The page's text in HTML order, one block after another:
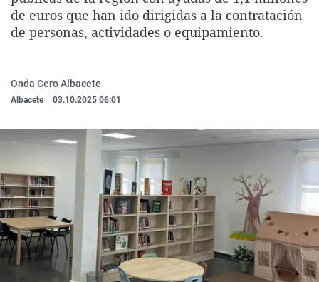
La rosa de los vientos
Gente viajera
Caso
Retornados
Extremadura
Galicia
País Vasco
Virales
Televisión
de euros que han ido dirigidas a la contratación
de personas, actividades o equipamiento.
Onda Cero Albacete
Albacete 03.10.2025 06:01